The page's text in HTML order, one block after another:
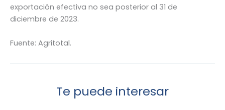
exportación efectiva no sea posterior al 31 de
diciembre de 2023.
Fuente: Agritotal.
Te puede interesar